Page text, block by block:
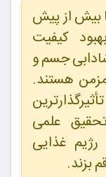
بیش از پیش
کیفیت
جسم و
هستند.
علمی
غذایی
بزند.